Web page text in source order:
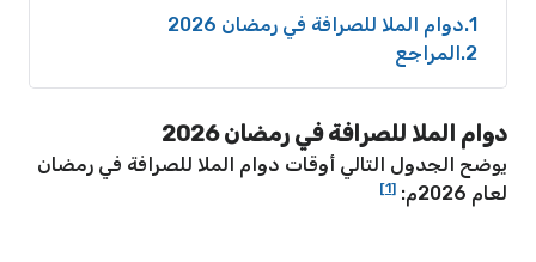
1 دوام الملا للصرافة في رمضان 2026
2 المراجع
دوام الملا للصرافة في رمضان 2026
يوضح الجدول التالي أوقات دوام الملا للصرافة في رمضان
لعام 2026م:
[1]